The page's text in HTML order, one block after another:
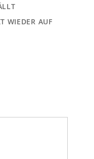
WIEDER AUF